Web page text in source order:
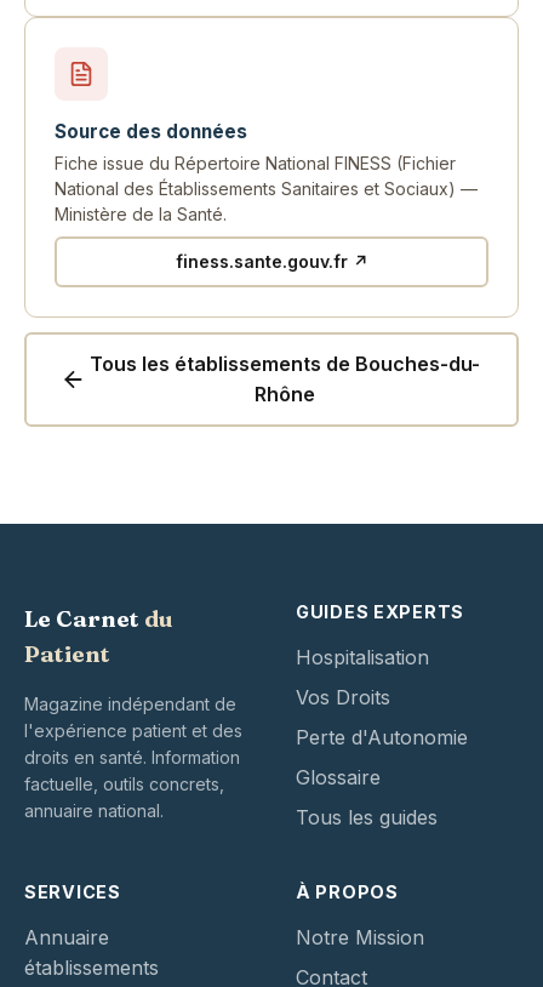
Source des données
Fiche issue du Répertoire National FINESS (Fichier
National des Établissements Sanitaires et Sociaux) —
Ministère de la Santé.
finess.sante.gouv.fr ↗
Tous les établissements de Bouches-du-
Rhône
Le Carnet du
Patient
Magazine indépendant de
l'expérience patient et des
droits en santé. Information
factuelle, outils concrets,
annuaire national.
GUIDES EXPERTS
Hospitalisation
Vos Droits
Perte d'Autonomie
Glossaire
Tous les guides
SERVICES
Annuaire
établissements
À PROPOS
Notre Mission
Contact